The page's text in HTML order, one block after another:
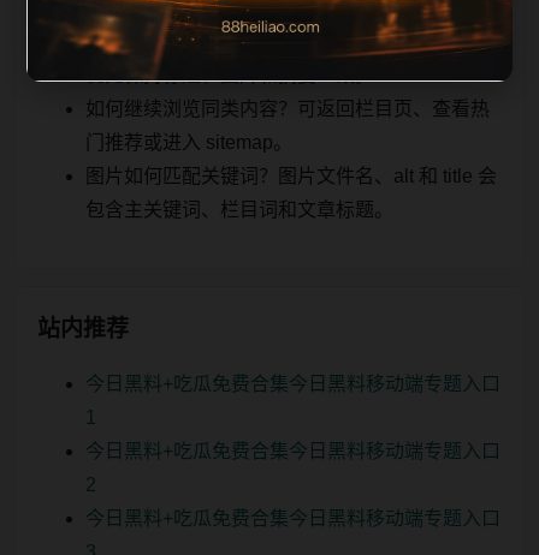
实时更新后续如何更新？每日按主题少量补充，
优先保持标题、图片和摘要一致。
如何继续浏览同类内容？可返回栏目页、查看热
门推荐或进入 sitemap。
图片如何匹配关键词？图片文件名、alt 和 title 会
包含主关键词、栏目词和文章标题。
站内推荐
今日黑料+吃瓜免费合集今日黑料移动端专题入口
1
今日黑料+吃瓜免费合集今日黑料移动端专题入口
2
今日黑料+吃瓜免费合集今日黑料移动端专题入口